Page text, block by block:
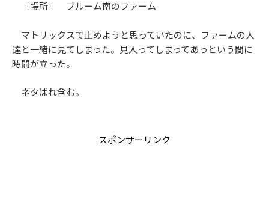
［場所］ ブルーム南のファーム
マトリックスで止めようと思っていたのに、ファームの人
達と一緒に見てしまった。見入ってしまってあっという間に
時間が立った。
ネタばれ含む。
スポンサーリンク